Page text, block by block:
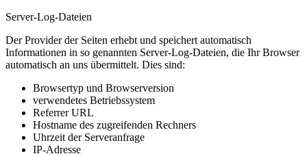
Server-Log-Dateien
Der Provider der Seiten erhebt und speichert automatisch
Informationen in so genannten Server-Log-Dateien, die Ihr Browser
automatisch an uns übermittelt. Dies sind:
Browsertyp und Browserversion
verwendetes Betriebssystem
Referrer URL
Hostname des zugreifenden Rechners
Uhrzeit der Serveranfrage
IP-Adresse